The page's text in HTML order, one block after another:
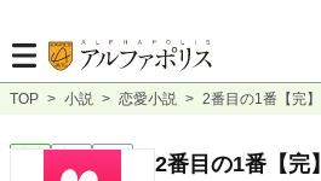
TOP > 小説 > 恋愛小説 > 2番目の1番【完】
完結 短編 2番目の1番【完】